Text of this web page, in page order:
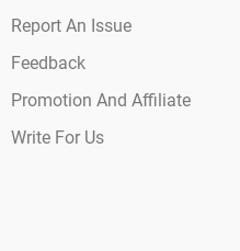
Report An Issue
Feedback
Promotion And Affiliate
Write For Us